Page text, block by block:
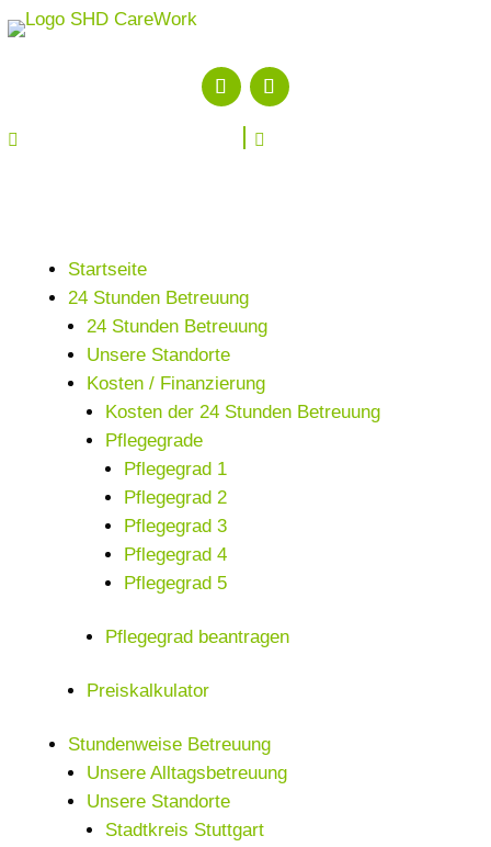
 
Startseite
24 Stunden Betreuung
24 Stunden Betreuung
Unsere Standorte
Kosten / Finanzierung
Kosten der 24 Stunden Betreuung
Pflegegrade
Pflegegrad 1
Pflegegrad 2
Pflegegrad 3
Pflegegrad 4
Pflegegrad 5
Pflegegrad beantragen
Preiskalkulator
Stundenweise Betreuung
Unsere Alltagsbetreuung
Unsere Standorte
Stadtkreis Stuttgart